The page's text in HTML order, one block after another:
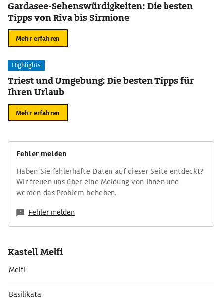
Gardasee-Sehenswürdigkeiten: Die besten
Tipps von Riva bis Sirmione
Mehr erfahren
Highlights
Triest und Umgebung: Die besten Tipps für
Ihren Urlaub
Mehr erfahren
Fehler melden
Haben Sie fehlerhafte Daten auf dieser Seite entdeckt?
Wir freuen uns über eine Meldung von Ihnen und
werden das Problem beheben.
Fehler melden
Kastell Melfi
Melfi
Basilikata